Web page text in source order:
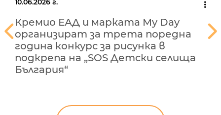
Кремио ЕАД и марката My Day
организират за трета поредна
година конкурс за рисунка в
подкрепа на „SOS Детски селища
България“